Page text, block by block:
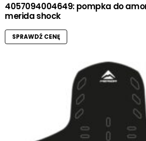
4057094004649: pompka do
merida shock
SPRAWDŹ CENĘ